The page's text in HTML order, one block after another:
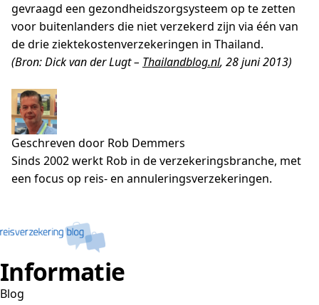
gevraagd een gezondheidszorgsysteem op te zetten
voor buitenlanders die niet verzekerd zijn via één van
de drie ziektekostenverzekeringen in Thailand.
(Bron: Dick van der Lugt – Thailandblog.nl, 28 juni 2013)
Geschreven door Rob Demmers
Sinds 2002 werkt Rob in de verzekeringsbranche, met
een focus op reis- en annuleringsverzekeringen.
Informatie
Blog